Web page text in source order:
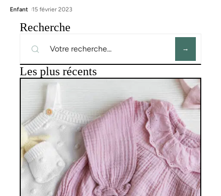
Enfant 15 février 2023
Recherche
Les plus récents